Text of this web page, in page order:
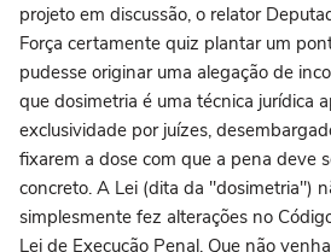
projeto em discussão, o relator
Força certamente quiz plantar um
pudesse originar uma alegação de
que dosimetria é uma técnica jurídica
exclusividade por juízes,
fixarem a dose com que a pena deve
concreto. A Lei (dita da "dosimetria")
simplesmente fez alterações no
Lei de Execução Penal. Que não